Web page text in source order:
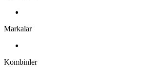
Markalar
Kombinler